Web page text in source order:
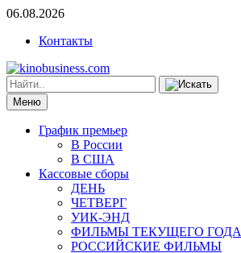
06.08.2026
Контакты
Меню
График премьер
В России
В США
Кассовые сборы
ДЕНЬ
ЧЕТВЕРГ
УИК-ЭНД
ФИЛЬМЫ ТЕКУЩЕГО ГОДА
РОССИЙСКИЕ ФИЛЬМЫ